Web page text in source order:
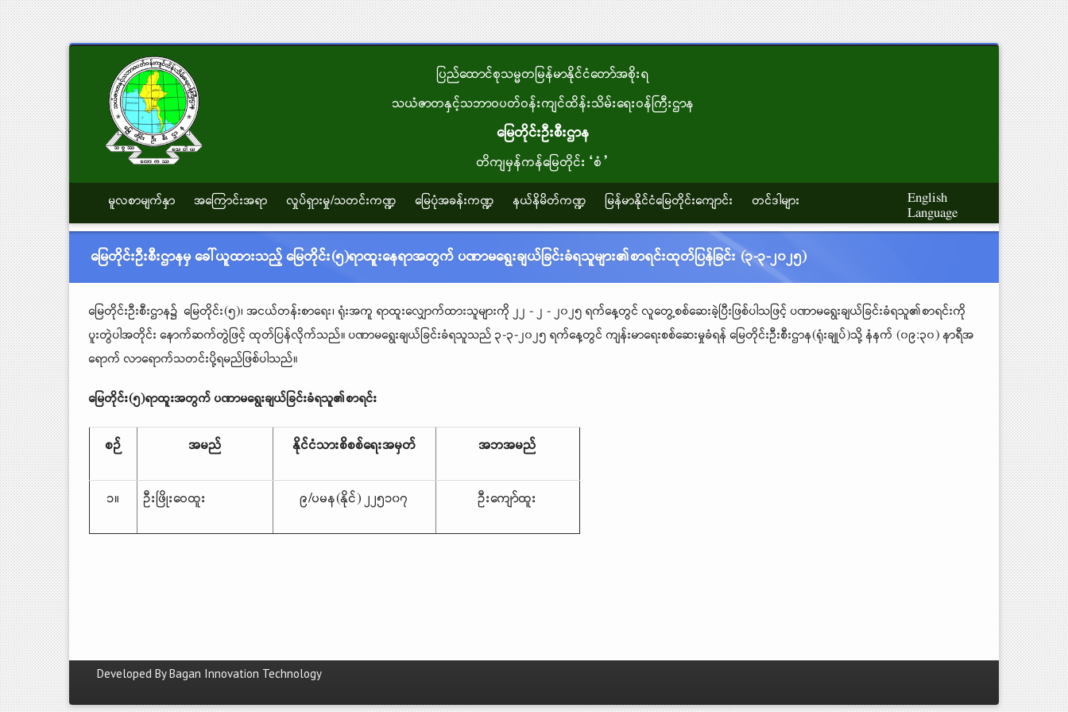
ပြည်ထောင်စုသမ္မတမြန်မာနိုင်ငံတော်အစိုးရ
သယံဇာတနှင့်သဘာဝပတ်ဝန်းကျင်ထိန်းသိမ်းရေးဝန်ကြီးဌာန
မြေတိုင်းဦးစီးဌာန
တိကျမှန်ကန်မြေတိုင်း“စံ”
မူလစာမျက်နှာ အကြောင်းအရာ လှုပ်ရှားမှု/သတင်းကဏ္ဍ မြေပုံအခန်းကဏ္ဍ နယ်နိမိတ်ကဏ္ဍ မြန်မာနိုင်ငံမြေတိုင်းကျောင်း တင်ဒါများ
English
Language
မြေတိုင်းဦးစီးဌာနမှ ခေါ်ယူထားသည့် မြေတိုင်း(၅)ရာထူးနေရာအတွက် ပဏာမရွေးချယ်ခြင်းခံရသူများ၏စာရင်းထုတ်ပြန်ခြင်း (၃-၃-၂၀၂၅)
မြေတိုင်းဦးစီးဌာန၌ မြေတိုင်း(၅)၊ အငယ်တန်းစာရေး၊ ရုံးအကူ ရာထူးလျှောက်ထားသူများကို ၂၂ - ၂ - ၂၀၂၅ ရက်နေ့တွင် လူတွေ့စစ်ဆေးခဲ့ပြီးဖြစ်ပါသဖြင့် ပဏာမရွေးချယ်ခြင်းခံရသူ၏စာရင်းကို
ပူးတွဲပါအတိုင်း နောက်ဆက်တွဲဖြင့် ထုတ်ပြန်လိုက်သည်။ ပဏာမရွေးချယ်ခြင်းခံရသူသည် ၃-၃-၂၀၂၅ ရက်နေ့တွင် ကျန်းမာရေးစစ်ဆေးမှုခံရန် မြေတိုင်းဦးစီးဌာန(ရုံးချုပ်)သို့ နံနက် (၀၉:၃၀) နာရီအ
ရောက် လာရောက်သတင်းပို့ရမည်ဖြစ်ပါသည်။
မြေတိုင်း(၅)ရာထူးအတွက် ပဏာမရွေးချယ်ခြင်းခံရသူ၏စာရင်း
စဉ် အမည် နိုင်ငံသားစိစစ်ရေးအမှတ် အဘအမည်
၁။ ဦးဖြိုးဝေထူး ၉/ပမန(နိုင်) ၂၂၅၁၀၇ ဦးကျော်ထူး
Developed ByBagan Innovation Technology